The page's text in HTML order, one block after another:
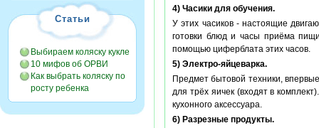
Статьи
Выбираем коляску кукле
10 мифов об ОРВИ
Как выбрать коляску по
росту ребенка
4) Часики для обучения.
У этих часиков - настоящие
готовки блюд и часы приёма
помощью циферблата этих часов.
5) Электро-яйцеварка.
Предмет бытовой техники,
для трёх яичек (входят в
кухонного аксессуара.
6) Разрезные продукты.